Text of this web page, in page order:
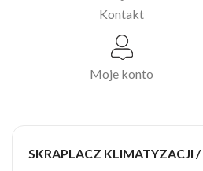
Kontakt
Moje konto
SKRAPLACZ KLIMATYZACJI